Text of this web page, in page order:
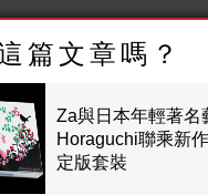
篇文章嗎？
Za與日本年輕著名
Horaguchi聯乘新
定版套裝